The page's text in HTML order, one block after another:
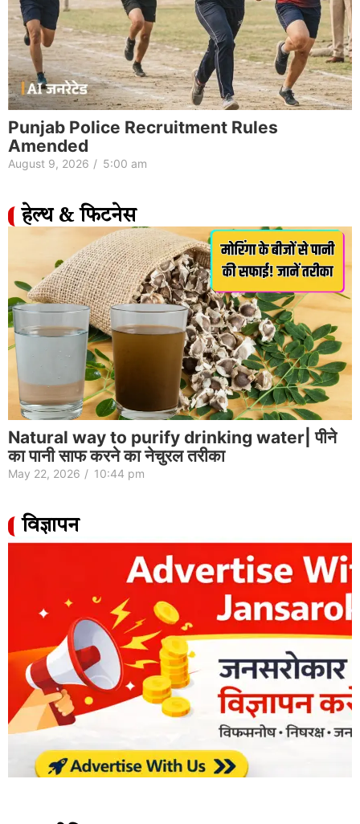
Punjab Police Recruitment Rules
Amended
August 9, 2026 / 5:00 am
हेल्थ & फिटनेस
Natural way to purify drinking water| पीने
का पानी साफ करने का नेचुरल तरीका
May 22, 2026 / 10:44 pm
विज्ञापन